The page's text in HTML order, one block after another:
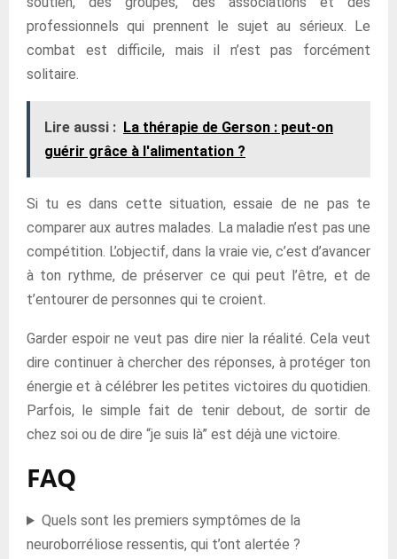
professionnels qui prennent le sujet au sérieux. Le
combat est difficile, mais il n’est pas forcément
solitaire.
Lire aussi : La thérapie de Gerson : peut-on
guérir grâce à l'alimentation ?
Si tu es dans cette situation, essaie de ne pas te
comparer aux autres malades. La maladie n’est pas une
compétition. L’objectif, dans la vraie vie, c’est d’avancer
à ton rythme, de préserver ce qui peut l’être, et de
t’entourer de personnes qui te croient.
Garder espoir ne veut pas dire nier la réalité. Cela veut
dire continuer à chercher des réponses, à protéger ton
énergie et à célébrer les petites victoires du quotidien.
Parfois, le simple fait de tenir debout, de sortir de
chez soi ou de dire “je suis là” est déjà une victoire.
FAQ
Quels sont les premiers symptômes de la
neuroborréliose ressentis, qui t’ont alertée ?